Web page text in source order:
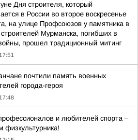
Дня строителя, который
в России во второе воскресенье
на улице Профсоюзов у памятника в
строителей Мурманска, погибших в
прошел традиционный митинг
17:51
почтили память военных
города-героя
17:48
и любителей спорта –
физкультурника!